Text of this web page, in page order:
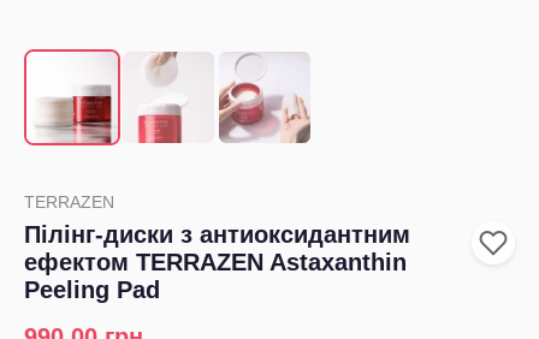
TERRAZEN
Пілінг-диски з антиоксидантним
ефектом TERRAZEN Astaxanthin
Peeling Pad